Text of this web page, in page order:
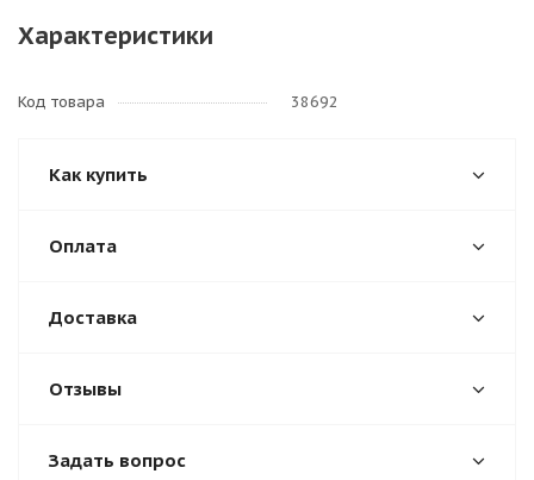
Характеристики
Код товара 38692
Как купить
Оплата
Доставка
Отзывы
Задать вопрос